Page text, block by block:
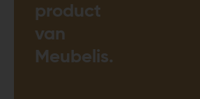
product
van
Meubelis.